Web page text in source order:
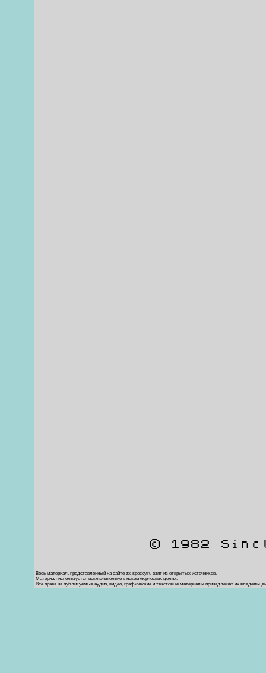
© 1982
Весь материал, представленный на сайте zx-speccy.ru взят из открытых источников.
Материал используется исключительно в некоммерческих целях.
Все права на публикуемые аудио, видео, графические и текстовые материалы принадлежат их